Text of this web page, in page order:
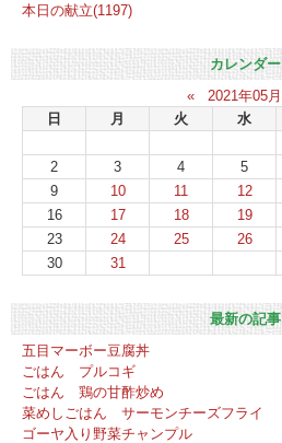
本日の献立(1197)
カレンダー
«
2021年05月
日
月 火 水
2
3 4 5
9
10 11 12
16
17 18 19
23
24 25 26
30
31
最新の記事
五目マーボー豆腐丼
ごはん プルコギ
ごはん 鶏の甘酢炒め
菜めしごはん サーモンチーズフライ
ゴーヤ入り野菜チャンプル